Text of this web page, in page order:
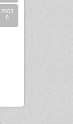
2003
8